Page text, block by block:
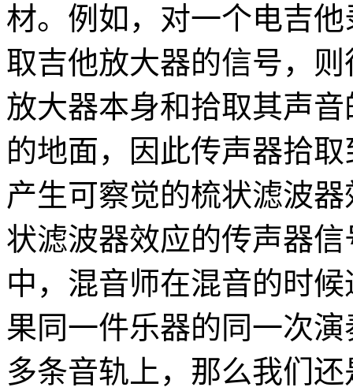
材。例如，对一个电吉
取吉他放大器的信号，
放大器本身和拾取其声
的地面，因此传声器拾
产生可察觉的梳状滤波
状滤波器效应的传声器
中，混音师在混音的时
果同一件乐器的同一次
多条音轨上，那么我们